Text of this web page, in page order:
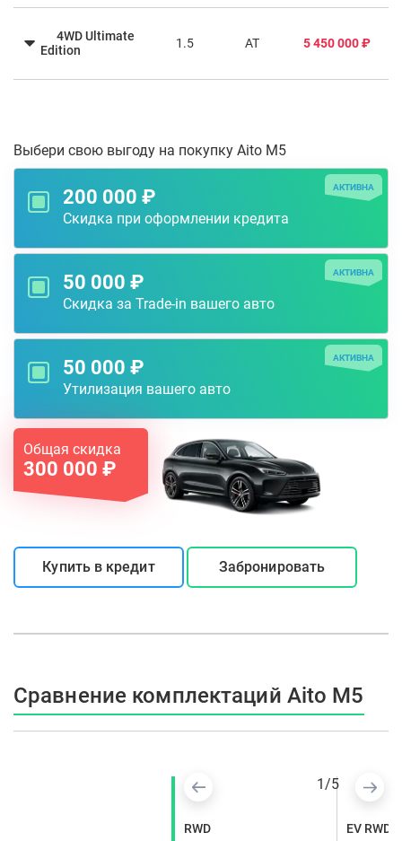
4WD Ultimate
Edition
1.5 AT 5 450 000 ₽
Выбери свою выгоду на покупку Aito M5
200 000 ₽
Скидка при оформлении кредита
АКТИВНА
50 000 ₽
Скидка за Trade-in вашего авто
АКТИВНА
50 000 ₽
Утилизация вашего авто
АКТИВНА
Общая скидка
300 000 ₽
Купить в кредит Забронировать
Сравнение комплектаций Aito M5
RWD
EV RWD
1 /5